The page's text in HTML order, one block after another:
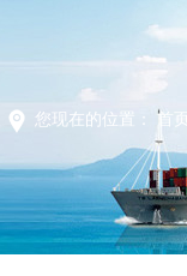
您现在的位置： 首